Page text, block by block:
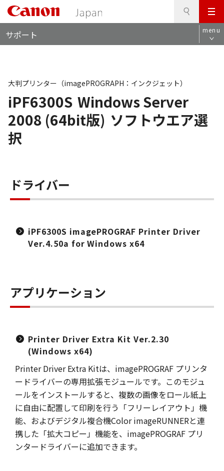
メ
ニ
ュ
サポート menu
iPF6300S Windows Server
2008 (64bit版) ソフトウエア選
択
大判プリンター（imagePROGRAPH：インクジェット）
ドライバー
iPF6300S imagePROGRAF Printer Driver
Ver.4.50a for Windows x64
アプリケーション
Printer Driver Extra Kit Ver.2.30
(Windows x64)
Printer Driver Extra Kitは、imagePROGRAF プリンタ
ードライバーの専用拡張モジュールです。このモジュ
ールをインストールすると、複数の画像をロール紙上
に自由に配置して印刷を行う「フリーレイアウト」機
能、およびデジタル複合機Color imageRUNNERと連
携した「拡大コピー」機能を、imagePROGRAF プリ
ンタードライバーに追加できます。